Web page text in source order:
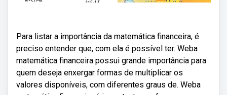
Para listar a importância da matemática financeira, é
preciso entender que, com ela é possível ter. Weba
matemática financeira possui grande importância para
quem deseja enxergar formas de multiplicar os
valores disponíveis, com diferentes graus de. Weba